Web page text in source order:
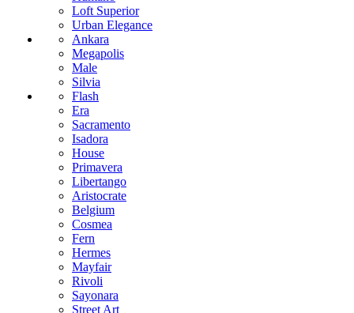
Loft Superior
Urban Elegance
Ankara
Megapolis
Male
Silvia
Flash
Era
Sacramento
Isadora
House
Primavera
Libertango
Aristocrate
Belgium
Cosmea
Fern
Hermes
Mayfair
Rivoli
Sayonara
Street Art